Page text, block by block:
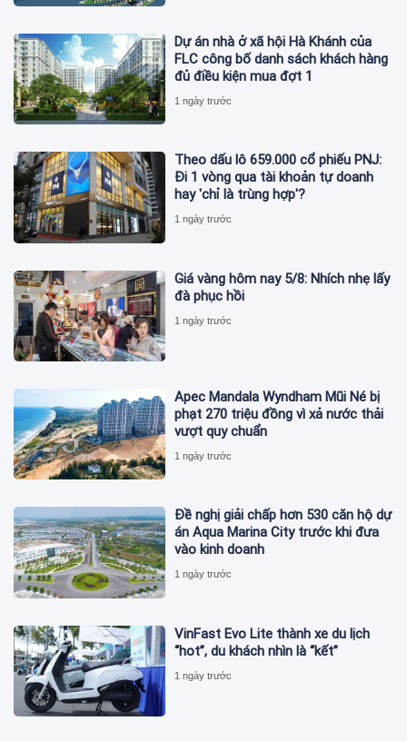
Dự án nhà ở xã hội Hà Khánh của
FLC công bố danh sách khách hàng
đủ điều kiện mua đợt 1
1 ngày trước
Theo dấu lô 659.000 cổ phiếu PNJ:
Đi 1 vòng qua tài khoản tự doanh
hay 'chỉ là trùng hợp'?
1 ngày trước
Giá vàng hôm nay 5/8: Nhích nhẹ lấy
đà phục hồi
1 ngày trước
Apec Mandala Wyndham Mũi Né bị
phạt 270 triệu đồng vì xả nước thải
vượt quy chuẩn
1 ngày trước
Đề nghị giải chấp hơn 530 căn hộ dự
án Aqua Marina City trước khi đưa
vào kinh doanh
1 ngày trước
VinFast Evo Lite thành xe du lịch
“hot”, du khách nhìn là “kết”
1 ngày trước